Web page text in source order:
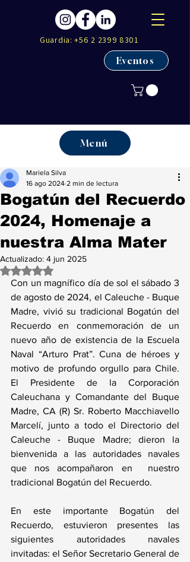
Guardia:+56 2 2399 8301
Eventos
Menú
Bogatún del Recuerdo
2024, Homenaje a
nuestra Alma Mater
Mariela Silva
16 ago 2024 2 min de lectura
Actualizado: 4 jun 2025
Obtuvo NaN de 5 estrellas.
Con un magnífico día de sol el sábado 3
de agosto de 2024, el Caleuche - Buque
Madre, vivió su tradicional Bogatún del
Recuerdo en conmemoración de un
nuevo año de existencia de la Escuela
Naval “Arturo Prat”. Cuna de héroes y
motivo de profundo orgullo para Chile.
El Presidente de la Corporación
Caleuchana y Comandante del Buque
Madre, CA (R) Sr. Roberto Macchiavello
Marcelí, junto a todo el Directorio del
Caleuche - Buque Madre; dieron la
bienvenida a las autoridades navales
que nos acompañaron en  nuestro
tradicional Bogatún del Recuerdo.
En este importante Bogatún del
Recuerdo, estuvieron presentes las
siguientes autoridades navales
invitadas: el Señor Secretario General de